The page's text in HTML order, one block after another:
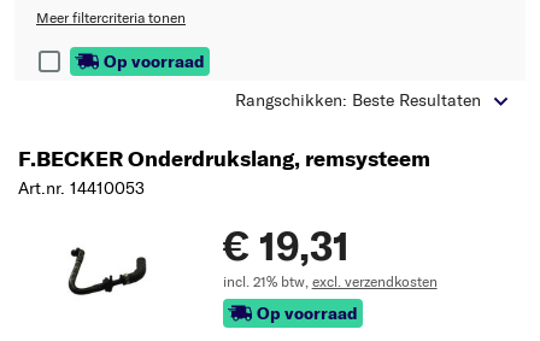
Meer filtercriteria tonen
Op voorraad
Rangschikken: Beste Resultaten
F.BECKER Onderdrukslang, remsysteem
Art.nr. 14410053
€ 19,31
incl. 21% btw, excl. verzendkosten
Op voorraad